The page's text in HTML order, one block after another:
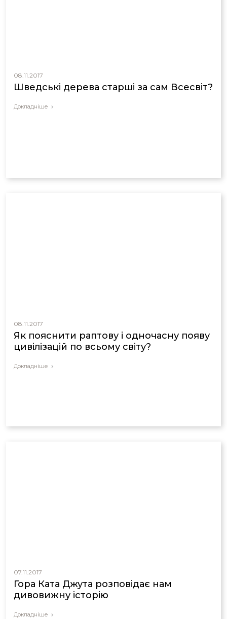
08.11.2017
Шведські дерева старші за сам Всесвіт?
Докладніше
08.11.2017
Як пояснити раптову і одночасну появу
цивілізацій по всьому світу?
Докладніше
07.11.2017
Гора Ката Джута розповідає нам
дивовижну історію
Докладніше